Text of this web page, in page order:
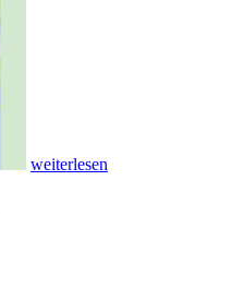
weiterlesen